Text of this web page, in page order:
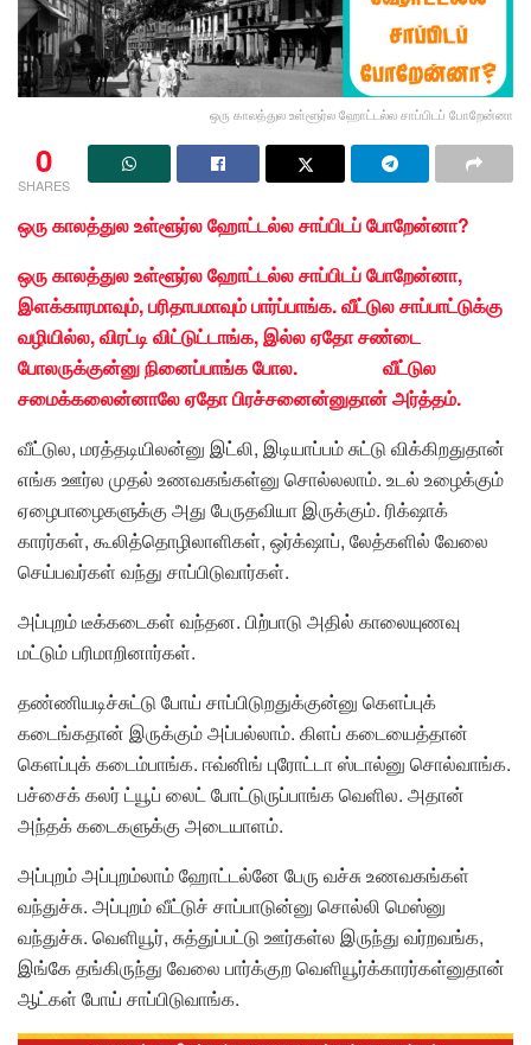
ஒரு காலத்துல உள்ளூர்ல ஹோட்டல்ல சாப்பிடப் போறேன்னா
0
SHARES
ஒரு காலத்துல உள்ளூர்ல ஹோட்டல்ல சாப்பிடப் போறேன்னா?
ஒரு காலத்துல உள்ளூர்ல ஹோட்டல்ல சாப்பிடப் போறேன்னா,
இளக்காரமாவும், பரிதாபமாவும் பார்ப்பாங்க. வீட்டுல சாப்பாட்டுக்கு
வழியில்ல, விரட்டி விட்டுட்டாங்க, இல்ல ஏதோ சண்டை
போலருக்குன்னு நினைப்பாங்க போல. வீட்டுல
சமைக்கலைன்னாலே ஏதோ பிரச்சனைன்னுதான் அர்த்தம்.
வீட்டுல, மரத்தடியிலன்னு இட்லி, இடியாப்பம் சுட்டு விக்கிறதுதான்
எங்க ஊர்ல முதல் உணவகங்கள்னு சொல்லலாம். உடல் உழைக்கும்
ஏழைபாழைகளுக்கு அது பேருதவியா இருக்கும். ரிக்‌ஷாக்
காரர்கள், கூலித்தொழிலாளிகள், ஒர்க்‌ஷாப், லேத்களில் வேலை
செய்பவர்கள் வந்து சாப்பிடுவார்கள்.
அப்புறம் டீக்கடைகள் வந்தன. பிற்பாடு அதில் காலையுணவு
மட்டும் பரிமாறினார்கள்.
தண்ணியடிச்சுட்டு போய் சாப்பிடுறதுக்குன்னு கெளப்புக்
கடைங்கதான் இருக்கும் அப்பல்லாம். கிளப் கடையைத்தான்
கெளப்புக் கடைம்பாங்க. ஈவ்னிங் புரோட்டா ஸ்டால்னு சொல்வாங்க.
பச்சைக் கலர் ட்யூப் லைட் போட்டுருப்பாங்க வெளில. அதான்
அந்தக் கடைகளுக்கு அடையாளம்.
அப்புறம் அப்புறம்லாம் ஹோட்டல்னே பேரு வச்சு உணவகங்கள்
வந்துச்சு. அப்புறம் வீட்டுச் சாப்பாடுன்னு சொல்லி மெஸ்னு
வந்துச்சு. வெளியூர், சுத்துப்பட்டு ஊர்கள்ல இருந்து வர்றவங்க,
இங்கே தங்கிருந்து வேலை பார்க்குற வெளியூர்க்காரர்கள்னுதான்
ஆட்கள் போய் சாப்பிடுவாங்க.